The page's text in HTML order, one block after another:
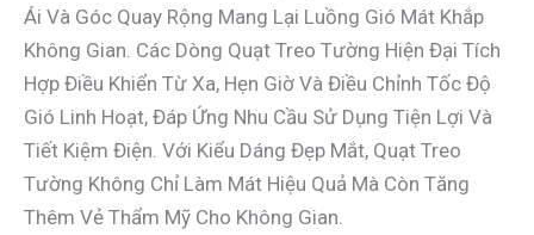
Ái Và Góc Quay Rộng Mang Lại Luồng Gió Mát Khắp
Không Gian. Các Dòng Quạt Treo Tường Hiện Đại Tích
Hợp Điều Khiển Từ Xa, Hẹn Giờ Và Điều Chỉnh Tốc Độ
Gió Linh Hoạt, Đáp Ứng Nhu Cầu Sử Dụng Tiện Lợi Và
Tiết Kiệm Điện. Với Kiểu Dáng Đẹp Mắt, Quạt Treo
Tường Không Chỉ Làm Mát Hiệu Quả Mà Còn Tăng
Thêm Vẻ Thẩm Mỹ Cho Không Gian.